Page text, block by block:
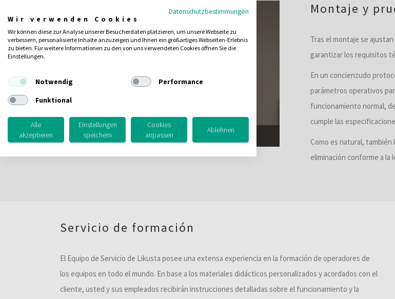
Montaje de un equipo de Likusta
Montaje y
Tras el montaje se
garantizar los requisitos
En un concienzudo
parámetros operativos
funcionamiento normal,
cumple las
Como es natural,
eliminación conforme a la
Servicio de formación
El Equipo de Servicio de Likusta posee una extensa experiencia en la formación de operadores de
los equipos en todo el mundo. En base a los materiales didácticos personalizados y acordados con el
cliente, usted y sus empleados recibirán instrucciones detalladas sobre el funcionamiento y la
Datenschutzbestimmungen
Wir verwenden Cookies
Wir können diese zur Analyse unserer Besucherdaten platzieren, um unsere Webseite zu
verbessern, personalisierte Inhalte anzuzeigen und Ihnen ein großartiges Webseiten-Erlebnis
zu bieten. Für weitere Informationen zu den von uns verwendeten Cookies öffnen Sie die
Einstellungen.
Notwendig
Performance
Funktional
Alle
akzeptieren
Einstellungen
speichern
Cookies
anpassen
Ablehnen